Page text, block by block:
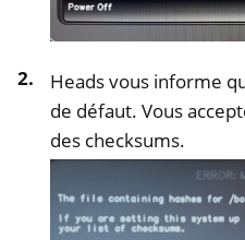
Heads vous informe
de défaut. Vous
des checksums.